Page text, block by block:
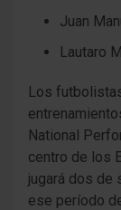
Juan
Lautaro
Los
National
centro de los
jugará dos de
ese período